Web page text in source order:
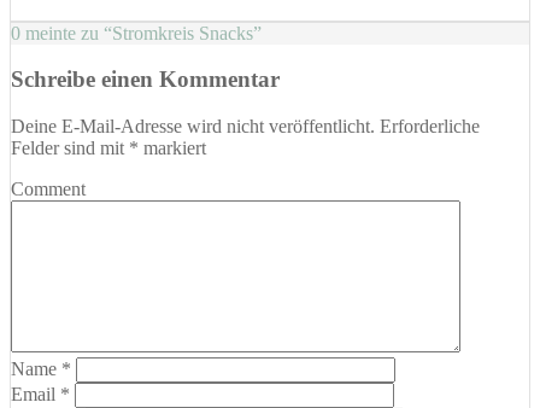
0 meinte zu “Stromkreis Snacks”
Schreibe einen Kommentar
Deine E-Mail-Adresse wird nicht veröffentlicht. Erforderliche
Felder sind mit * markiert
Comment
Name *
Email *